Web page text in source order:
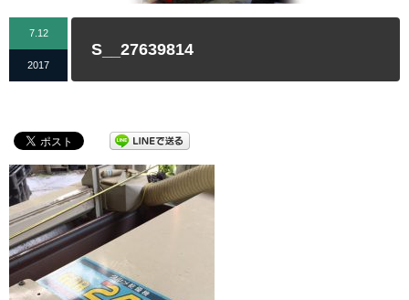
7.12
2017
S__27639814